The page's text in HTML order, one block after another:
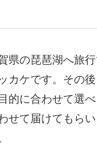
県の琵琶湖へ旅
カケです。その
的に合わせて選
せて届けてもら